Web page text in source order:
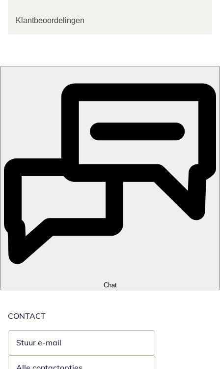
Klantbeoordelingen
Chat
CONTACT
Stuur e-mail
Opent e-mailclient